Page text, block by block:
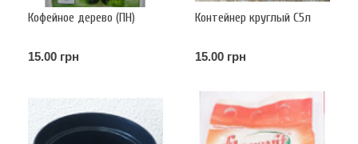
Кофейное дерево (ПН)
15.00 грн
Контейнер круглый С5л
15.00 грн